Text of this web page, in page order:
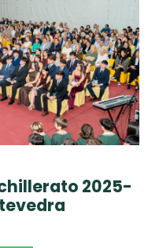
2025-